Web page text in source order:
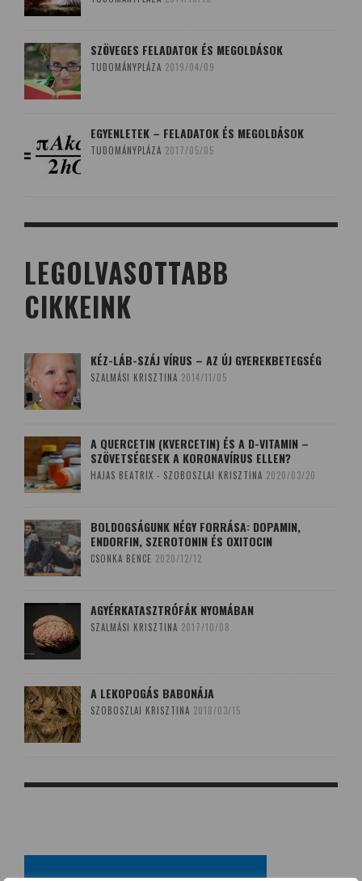
SZÖVEGES FELADATOK ÉS MEGOLDÁSOK
TUDOMÁNYPLÁZA 2019/04/09
EGYENLETEK – FELADATOK ÉS MEGOLDÁSOK
TUDOMÁNYPLÁZA 2017/05/05
LEGOLVASOTTABB
CIKKEINK
KÉZ-LÁB-SZÁJ VÍRUS – AZ ÚJ GYEREKBETEGSÉG
SZALMÁSI KRISZTINA 2014/11/05
A QUERCETIN (KVERCETIN) ÉS A D-VITAMIN –
SZÖVETSÉGESEK A KORONAVÍRUS ELLEN?
HAJAS BEATRIX - SZOBOSZLAI KRISZTINA 2020/03/20
BOLDOGSÁGUNK NÉGY FORRÁSA: DOPAMIN,
ENDORFIN, SZEROTONIN ÉS OXITOCIN
CSONKA BENCE 2020/12/12
AGYÉRKATASZTRÓFÁK NYOMÁBAN
SZALMÁSI KRISZTINA 2017/10/08
A LEKOPOGÁS BABONÁJA
SZOBOSZLAI KRISZTINA 2018/03/15